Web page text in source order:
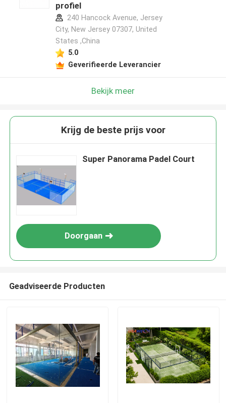
profiel
240 Hancock Avenue, Jersey
City, New Jersey 07307, United
States ,China
5.0
Geverifieerde Leverancier
Bekijk meer
Krijg de beste prijs voor
Super Panorama Padel Court
Doorgaan
Geadviseerde Producten